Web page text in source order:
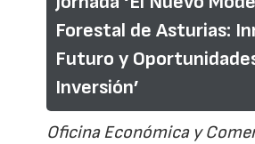
Forestal de Asturias:
Futuro y
Inversión’
Oficina Económica y